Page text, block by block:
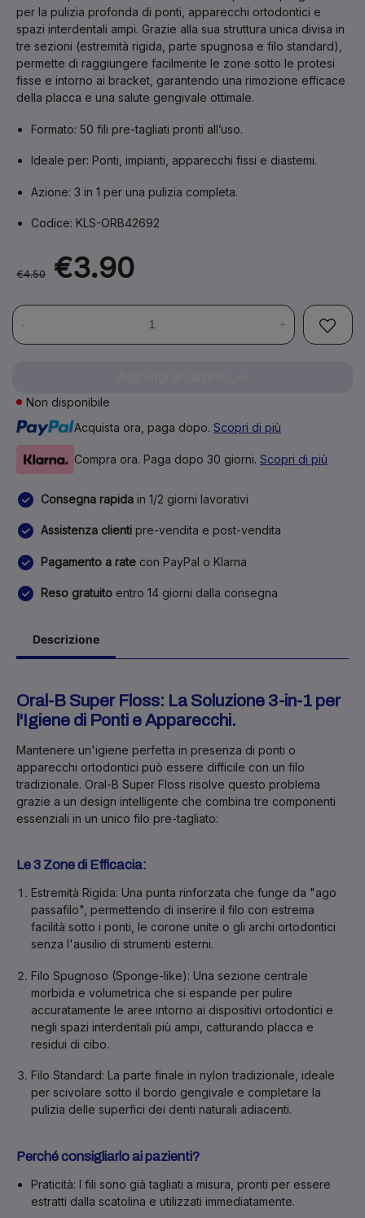
per la pulizia profonda di ponti, apparecchi ortodontici e
spazi interdentali ampi. Grazie alla sua struttura unica divisa in
tre sezioni (estremità rigida, parte spugnosa e filo standard),
permette di raggiungere facilmente le zone sotto le protesi
fisse e intorno ai bracket, garantendo una rimozione efficace
della placca e una salute gengivale ottimale.
Formato: 50 fili pre-tagliati pronti all’uso.
Ideale per: Ponti, impianti, apparecchi fissi e diastemi.
Azione: 3 in 1 per una pulizia completa.
Codice: KLS-ORB42692
€4.50 €3.90
- +
Non disponibile
Acquista ora, paga dopo. Scopri di più
Compra ora. Paga dopo 30 giorni. Scopri di più
Consegna rapida in 1/2 giorni lavorativi
Assistenza clienti pre-vendita e post-vendita
Pagamento a rate con PayPal o Klarna
Reso gratuito entro 14 giorni dalla consegna
Descrizione
Oral-B Super Floss: La Soluzione 3-in-1 per
l'Igiene di Ponti e Apparecchi.
Mantenere un'igiene perfetta in presenza di ponti o
apparecchi ortodontici può essere difficile con un filo
tradizionale. Oral-B Super Floss risolve questo problema
grazie a un design intelligente che combina tre componenti
essenziali in un unico filo pre-tagliato:
Le 3 Zone di Efficacia:
Estremità Rigida: Una punta rinforzata che funge da "ago
passafilo", permettendo di inserire il filo con estrema
facilità sotto i ponti, le corone unite o gli archi ortodontici
senza l'ausilio di strumenti esterni.
Filo Spugnoso (Sponge-like): Una sezione centrale
morbida e volumetrica che si espande per pulire
accuratamente le aree intorno ai dispositivi ortodontici e
negli spazi interdentali più ampi, catturando placca e
residui di cibo.
Filo Standard: La parte finale in nylon tradizionale, ideale
per scivolare sotto il bordo gengivale e completare la
pulizia delle superfici dei denti naturali adiacenti.
Perché consigliarlo ai pazienti?
Praticità: I fili sono già tagliati a misura, pronti per essere
estratti dalla scatolina e utilizzati immediatamente.